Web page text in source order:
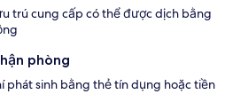
trú cung cấp có thể được dịch bằng
phòng
phát sinh bằng thẻ tín dụng hoặc tiền